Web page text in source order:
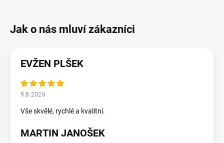
EVŽEN PLŠEK
9.8.2026
Vše skvělé, rychlé a kvalitní.
MARTIN JANOŠEK